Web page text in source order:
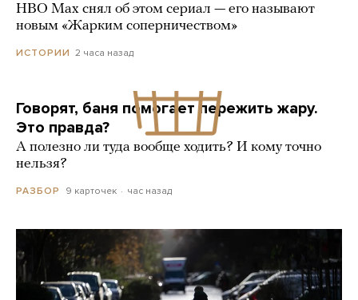
HBO Max снял об этом сериал — его называют
новым «Жарким соперничеством»
ИСТОРИИ 2 часа назад
Говорят, баня помогает пережить жару.
Это правда?
А полезно ли туда вообще ходить? И кому точно
нельзя?
РАЗБОР 9 карточек час назад